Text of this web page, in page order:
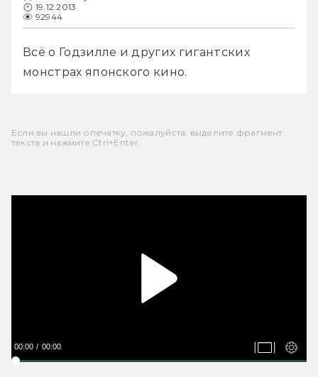
19.12.2013
92944
Всё о Годзилле и других гигантских
монстрах японского кино.
Если вы нашли опечатку, пожалуйста, выделите фрагмент
текста и нажмите Ctrl+Enter.
00:00 00:00